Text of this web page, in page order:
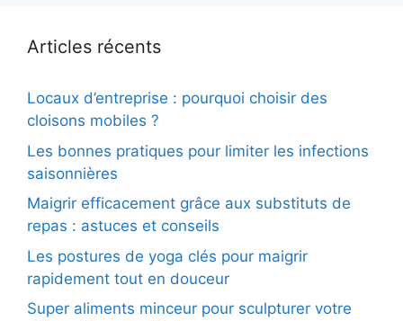
Articles récents
Locaux d’entreprise : pourquoi choisir des
cloisons mobiles ?
Les bonnes pratiques pour limiter les infections
saisonnières
Maigrir efficacement grâce aux substituts de
repas : astuces et conseils
Les postures de yoga clés pour maigrir
rapidement tout en douceur
Super aliments minceur pour sculpturer votre